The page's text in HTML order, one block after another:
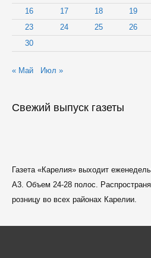
16
17 18 19
23
24 25 26
30
« Май Июл »
Свежий выпуск газеты
Газета «Карелия» выходит
A3. Объем 24-28 полос.
розницу во всех районах Карелии.